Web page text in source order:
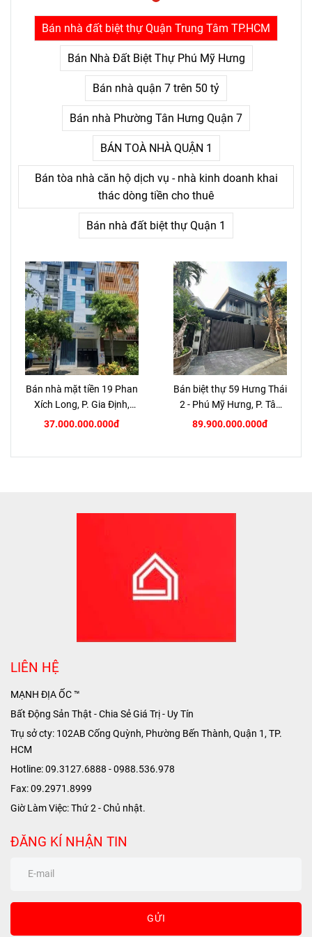
phải là khó khăn lớn, mà là
nỗi đau kéo dài không thấy
điểm kết.
Bán nhà đất biệt thự Quận Trung Tâm TP.HCM
Bán Nhà Đất Biệt Thự Phú Mỹ Hưng
Bán nhà quận 7 trên 50 tỷ
Bán nhà Phường Tân Hưng Quận 7
BÁN TOÀ NHÀ QUẬN 1
Bán tòa nhà căn hộ dịch vụ - nhà kinh doanh khai
thác dòng tiền cho thuê
Bán nhà đất biệt thự Quận 1
Bán nhà mặt tiền 19 Phan
Xích Long, P. Gia Định,
TP.HCM
37.000.000.000đ
Bán biệt thự 59 Hưng Thái
2 - Phú Mỹ Hưng, P. Tân
Hưng, Quận 7
89.900.000.000đ
LIÊN HỆ
MẠNH ĐỊA ỐC ™
Bất Động Sản Thật - Chia Sẻ Giá Trị - Uy Tín
Trụ sở cty: 102AB Cống Quỳnh, Phường Bến Thành, Quận 1, TP.
HCM
Hotline: 09.3127.6888 - 0988.536.978
Fax: 09.2971.8999
Giờ Làm Việc: Thứ 2 - Chủ nhật.
ĐĂNG KÍ NHẬN TIN
GỬI